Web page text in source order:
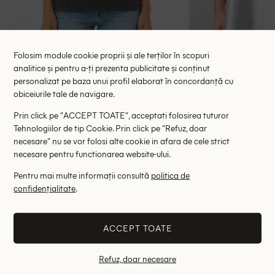
Tricou Pepe Jeans, gri
78.00 lei 99.00 lei
RRP: 149.00 lei
S
Tricou
Folosim module cookie proprii și ale terților în scopuri
analitice și pentru a-ți prezenta publicitate și conținut
personalizat pe baza unui profil elaborat în concordanță cu
obiceiurile tale de navigare.
Prin click pe "ACCEPT TOATE", acceptati folosirea tuturor
Tehnologiilor de tip Cookie. Prin click pe "Refuz, doar
necesare" nu se vor folosi alte cookie in afara de cele strict
necesare pentru functionarea website-ului.
Pentru mai multe informații consultă politica de
confidențialitate.
ACCEPT TOATE
Refuz, doar necesare